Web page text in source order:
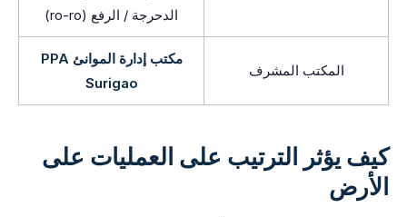
الدحرجة / الرفع (ro-ro)
المكتب المشرف
مكتب إدارة الموانئ PPA
Surigao
كيف يؤثر الترتيب على العمليات على
الأرض